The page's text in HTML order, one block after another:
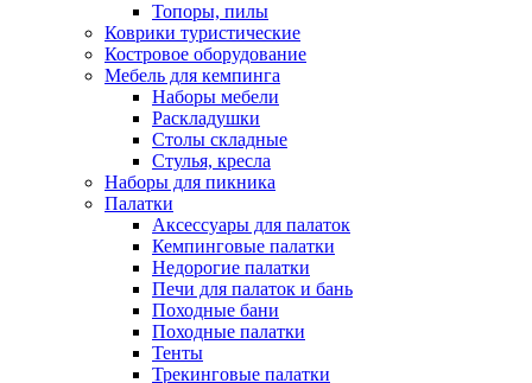
Топоры, пилы
Коврики туристические
Костровое оборудование
Мебель для кемпинга
Наборы мебели
Раскладушки
Столы складные
Стулья, кресла
Наборы для пикника
Палатки
Аксессуары для палаток
Кемпинговые палатки
Недорогие палатки
Печи для палаток и бань
Походные бани
Походные палатки
Тенты
Трекинговые палатки